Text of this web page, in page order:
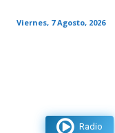
Viernes, 7 Agosto, 2026
Radio